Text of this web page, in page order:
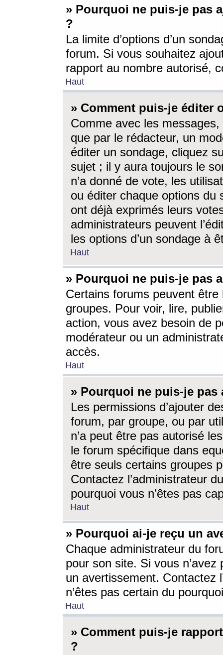
» Pourquoi ne puis-je pas
?
La limite d’options d’un
forum. Si vous souhaitez
rapport au nombre autorisé,
Haut
» Comment puis-je éditer
Comme avec les
que par le rédacteur, un
éditer un sondage, cliquez
sujet ; il y aura toujours le
n’a donné de vote, les
ou éditer chaque options du
ont déjà exprimés leurs
administrateurs peuvent
les options d’un sondage à
Haut
» Pourquoi ne puis-je pas
Certains forums peuvent être
groupes. Pour voir, lire,
action, vous avez besoin de
modérateur ou un
accès.
Haut
» Pourquoi ne puis-je
Les permissions d’ajouter
forum, par groupe, ou par
n’a peut être pas autorisé
le forum spécifique dans
être seuls certains groupes
Contactez l’administrateur
pourquoi vous n’êtes pas
Haut
» Pourquoi ai-je reçu un
Chaque administrateur du
pour son site. Si vous
un avertissement. Contactez
n’êtes pas certain du
Haut
» Comment puis-je
?